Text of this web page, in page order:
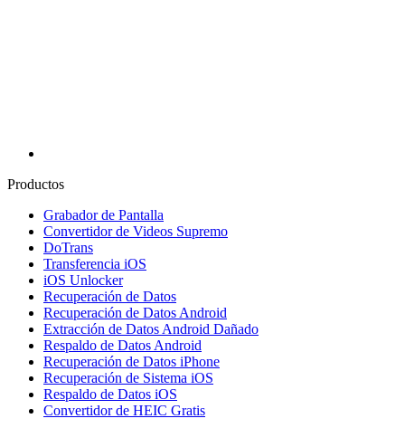
Productos
Grabador de Pantalla
Convertidor de Videos Supremo
DoTrans
Transferencia iOS
iOS Unlocker
Recuperación de Datos
Recuperación de Datos Android
Extracción de Datos Android Dañado
Respaldo de Datos Android
Recuperación de Datos iPhone
Recuperación de Sistema iOS
Respaldo de Datos iOS
Convertidor de HEIC Gratis